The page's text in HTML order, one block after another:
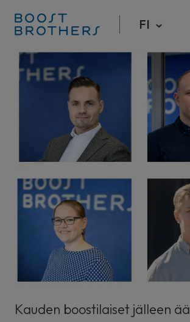
Hyppää
sisältöön
FI
Kauden boostilaiset jälleen